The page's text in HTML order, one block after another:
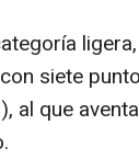
siete
al que